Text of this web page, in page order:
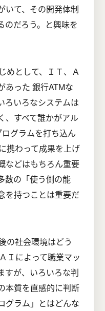
いて、その開発体制
のだろう。と興味を
めとして、ＩＴ、Ａ
あった 銀行ATMな
ろいろなシステムは
、すべて誰かがアル
グラムを打ち込ん
携わって成果を上げ
などはもちろん重要
数の「使う側の能
を持つことは重要だ
の社会環境はどう
Ｉによって職業マッ
すが、いろいろな判
本質を直感的に判断
グラム」とはどんな